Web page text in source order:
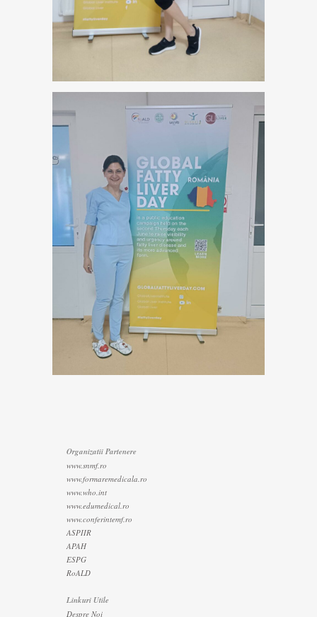
Organizatii Partenere
www.snmf.ro
www.formaremedicala.ro
www.who.int
www.edumedical.ro
www.conferintemf.ro
ASPIIR
APAH
ESPG
RoALD
Linkuri Utile
Despre Noi